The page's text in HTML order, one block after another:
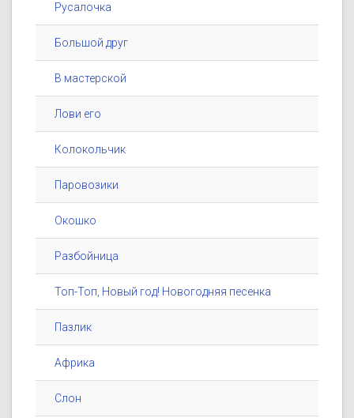
Русалочка
Большой друг
В мастерской
Лови его
Колокольчик
Паровозики
Окошко
Разбойница
Топ-Топ, Новый год! Новогодняя песенка
Пазлик
Африка
Слон